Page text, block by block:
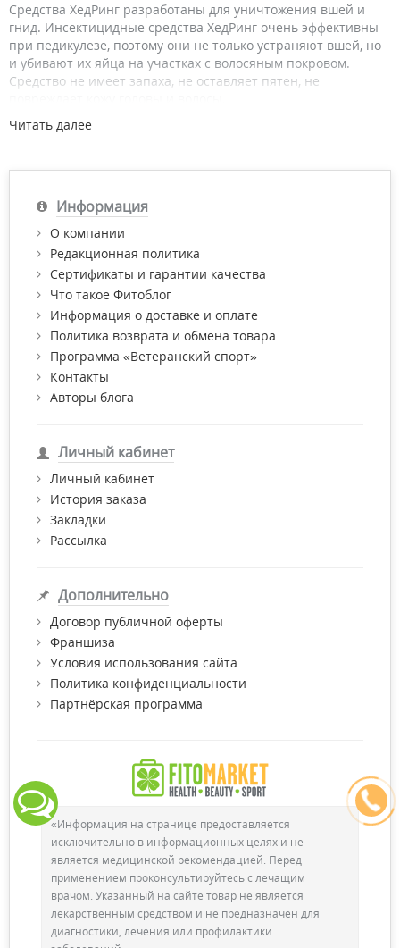
Средства ХедРинг разработаны для уничтожения вшей и
гнид. Инсектицидные средства ХедРинг очень эффективны
при педикулезе, поэтому они не только устраняют вшей, но
и убивают их яйца на участках с волосяным покровом.
Средство не имеет запаха, не оставляет пятен, не
Вши, на жизнедеятельность которых повлияло средство, не
газы, поэтому они гибнут.
Не стесняйтесь поговорить с ребенком об этой проблеме,
вредителей. После обработки проблемных участков
специальным средством, вы забудете, что у вас были вши.
Купить продукцию ХедРинг по самой лучшей цене с
доставкой по Киеву и Украине и получить бесплатную
консультацию провизора Вы можете в нашем интернет-
магазине "Фитомаркет".
Читать далее
Информация
О компании
Редакционная политика
Сертификаты и гарантии качества
Что такое Фитоблог
Информация о доставке и оплате
Политика возврата и обмена товара
Программа «Ветеранский спорт»
Контакты
Авторы блога
Личный кабинет
Личный кабинет
История заказа
Закладки
Рассылка
Дополнительно
Договор публичной оферты
Франшиза
Условия использования сайта
Политика конфиденциальности
Партнёрская программа
«Информация на странице предоставляется
исключительно в информационных целях и не
является медицинской рекомендацией. Перед
применением проконсультируйтесь с лечащим
врачом. Указанный на сайте товар не является
лекарственным средством и не предназначен для
диагностики, лечения или профилактики